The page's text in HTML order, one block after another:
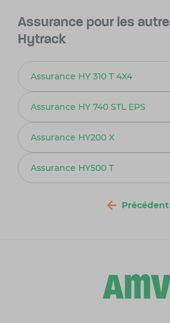
Assurance pour les
Hytrack
Assurance HY 310 T 4X4
Assurance HY 740 STL EPS
Assurance HY200 X
Assurance HY500 T
Précédent